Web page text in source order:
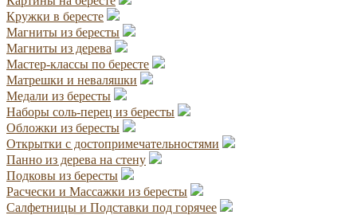
Кружки в бересте
Магниты из бересты
Магниты из дерева
Мастер-классы по бересте
Матрешки и неваляшки
Медали из бересты
Наборы соль-перец из бересты
Обложки из бересты
Открытки с достопримечательностями
Панно из дерева на стену
Подковы из бересты
Расчески и Массажки из бересты
Салфетницы и Подставки под горячее